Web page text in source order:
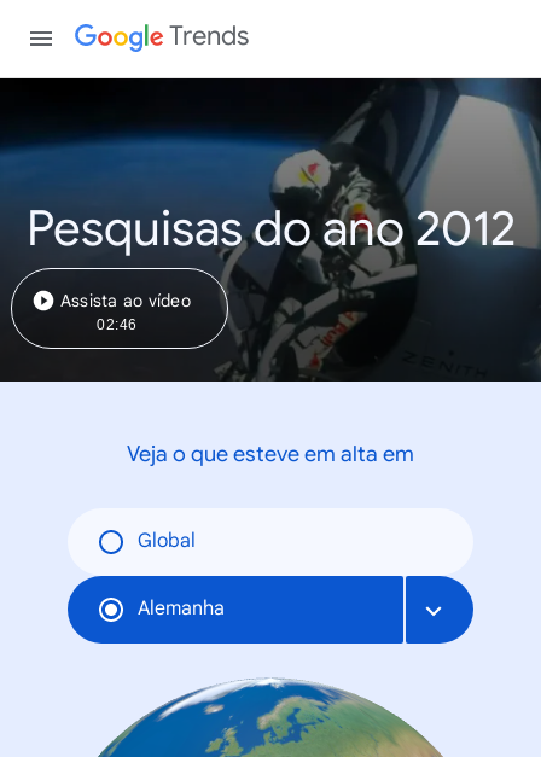
Trends
Pesquisas do ano 2012
Assista ao vídeo
02:46
Veja o que esteve em alta em
Global
Alemanha